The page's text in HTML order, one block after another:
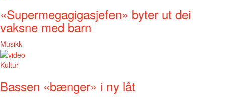
«Supermegagigasjefen» byter ut dei
vaksne med barn
Musikk
Kultur
Bassen «bænger» i ny låt